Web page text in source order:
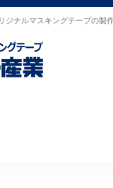
ナルマスキングテープの製